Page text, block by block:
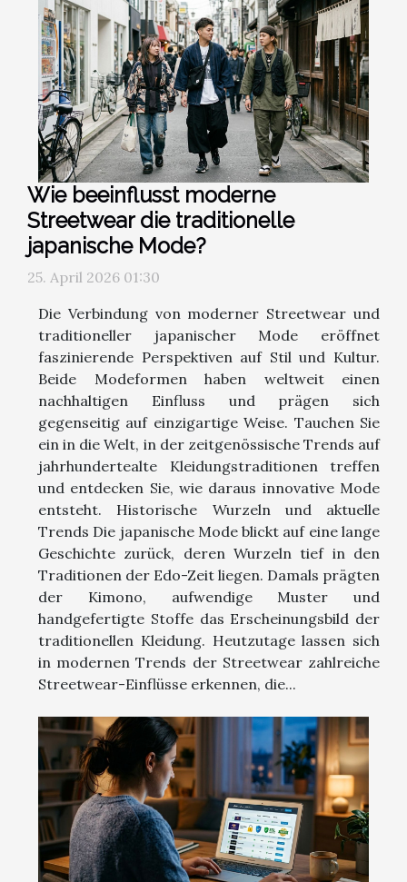
Wie beeinflusst moderne
Streetwear die traditionelle
japanische Mode?
25. April 2026 01:30
Die Verbindung von moderner Streetwear und
traditioneller japanischer Mode eröffnet
faszinierende Perspektiven auf Stil und Kultur.
Beide Modeformen haben weltweit einen
nachhaltigen Einfluss und prägen sich
gegenseitig auf einzigartige Weise. Tauchen Sie
ein in die Welt, in der zeitgenössische Trends auf
jahrhundertealte Kleidungstraditionen treffen
und entdecken Sie, wie daraus innovative Mode
entsteht. Historische Wurzeln und aktuelle
Trends Die japanische Mode blickt auf eine lange
Geschichte zurück, deren Wurzeln tief in den
Traditionen der Edo-Zeit liegen. Damals prägten
der Kimono, aufwendige Muster und
handgefertigte Stoffe das Erscheinungsbild der
traditionellen Kleidung. Heutzutage lassen sich
in modernen Trends der Streetwear zahlreiche
Streetwear-Einflüsse erkennen, die...